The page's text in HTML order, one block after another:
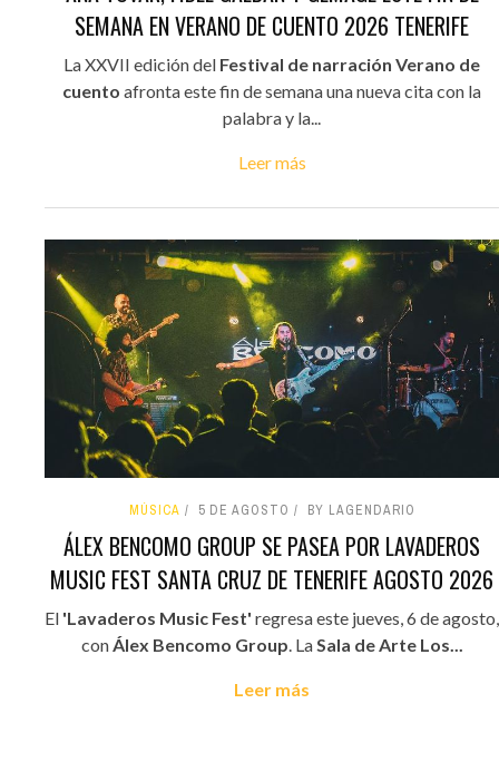
SEMANA EN VERANO DE CUENTO 2026 TENERIFE
La XXVII edición del Festival de narración Verano de
cuento afronta este fin de semana una nueva cita con la
palabra y la...
Leer más
MÚSICA 5 DE AGOSTO BY LAGENDARIO
ÁLEX BENCOMO GROUP SE PASEA POR LAVADEROS
MUSIC FEST SANTA CRUZ DE TENERIFE AGOSTO 2026
El 'Lavaderos Music Fest' regresa este jueves, 6 de agosto,
conÁlex Bencomo Group. LaSala de Arte Los...
Leer más